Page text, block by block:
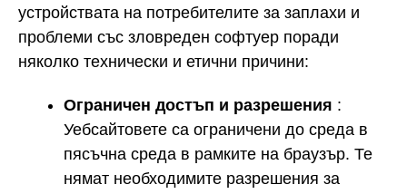
устройствата на потребителите за заплахи и
проблеми със зловреден софтуер поради
няколко технически и етични причини:
Ограничен достъп и разрешения :
Уебсайтовете са ограничени до среда в
пясъчна среда в рамките на браузър. Те
нямат необходимите разрешения за